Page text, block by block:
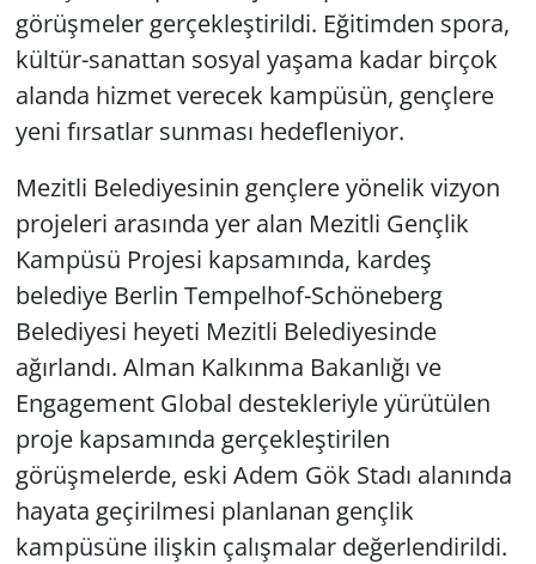
görüşmeler gerçekleştirildi. Eğitimden spora,
kültür-sanattan sosyal yaşama kadar birçok
alanda hizmet verecek kampüsün, gençlere
yeni fırsatlar sunması hedefleniyor.
Mezitli Belediyesinin gençlere yönelik vizyon
projeleri arasında yer alan Mezitli Gençlik
Kampüsü Projesi kapsamında, kardeş
belediye Berlin Tempelhof-Schöneberg
Belediyesi heyeti Mezitli Belediyesinde
ağırlandı. Alman Kalkınma Bakanlığı ve
Engagement Global destekleriyle yürütülen
proje kapsamında gerçekleştirilen
görüşmelerde, eski Adem Gök Stadı alanında
hayata geçirilmesi planlanan gençlik
kampüsüne ilişkin çalışmalar değerlendirildi.